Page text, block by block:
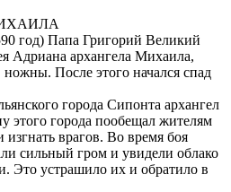
год) Папа Григорий Великий
Адриана архангела Михаила,
После этого начался спад
города Сипонта архангел
этого города пообещал жителям
врагов. Во время боя
сильный гром и увидели облако
Это устрашило их и обратило в